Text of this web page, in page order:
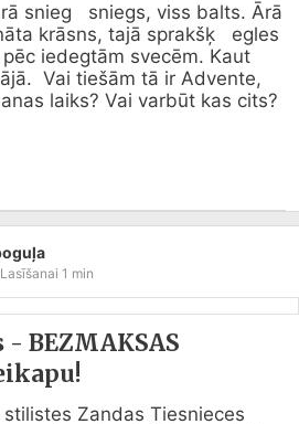
snieg   sniegs, viss balts. Ārā
krāsns, tajā sprakšķ   egles
iedegtām svecēm. Kaut
Vai tiešām tā ir Advente,
laiks? Vai varbūt kas cits?
Lasīšanai 1 min
BEZMAKSAS